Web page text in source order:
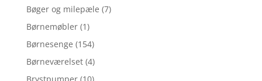
Bøger og milepæle (7)
Børnemøbler (1)
Børnesenge (154)
Børneværelset (4)
Brystpumper (10)